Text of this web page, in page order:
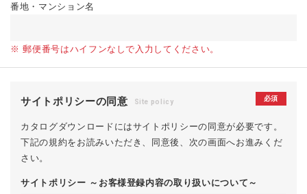
番地・マンション名
※ 郵便番号はハイフンなしで入力してください。
サイトポリシーの同意 Site policy 必須
カタログダウンロードにはサイトポリシーの同意が必要です。
下記の規約をお読みいただき、同意後、次の画面へお進みくだ
さい。
サイトポリシー ～お客様登録内容の取り扱いについて～